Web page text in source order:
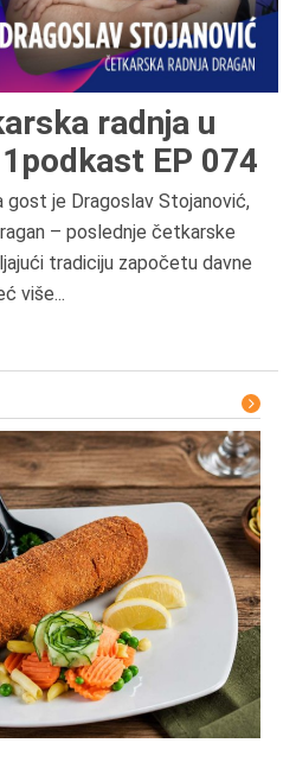
radnja u
EP 074
gost je Dragoslav Stojanović,
– poslednje četkarske
tradiciju započetu davne
više...